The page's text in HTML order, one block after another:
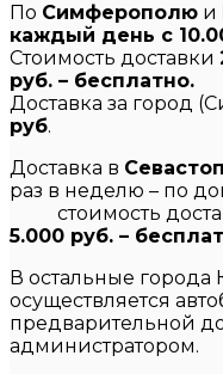
По Симферополю и
каждый день с
Стоимость доставки
руб. – бесплатно.
Доставка за город
руб.
Доставка в
раз в неделю – по
стоимость
5.000 руб. –
В остальные города
осуществляется
предварительной
администратором.